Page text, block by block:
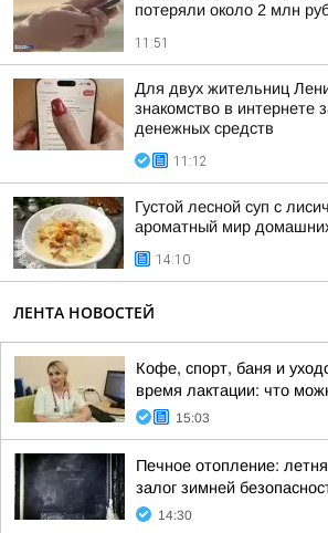
потеряли около 2 млн
11:51
Для двух жительниц
знакомство в интернете
денежных средств
11:12
Густой лесной суп с
ароматный мир
14:10
ЛЕНТА НОВОСТЕЙ
Кофе, спорт, баня и
время лактации: что
15:03
Печное отопление:
залог зимней
14:30